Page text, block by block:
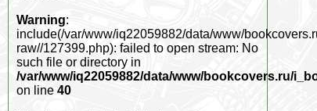
Warning:
include(/var/www/iq22059882/data/www/
raw//127399.php): failed to open stream: No
such file or directory in
/var/www/iq22059882/data/www/bookcovers.ru/
on line 40